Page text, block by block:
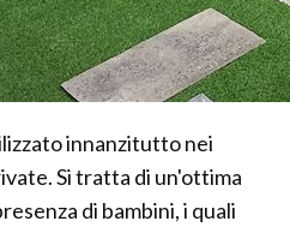
innanzitutto nei
Si tratta di un'ottima
di bambini, i quali